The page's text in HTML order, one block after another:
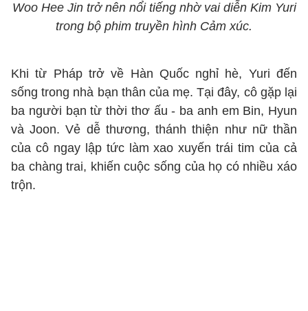
Woo Hee Jin trở nên nổi tiếng nhờ vai diễn Kim Yuri
trong bộ phim truyền hình Cảm xúc.
Khi từ Pháp trở về Hàn Quốc nghỉ hè, Yuri đến
sống trong nhà bạn thân của mẹ. Tại đây, cô gặp lại
ba người bạn từ thời thơ ấu - ba anh em Bin, Hyun
và Joon. Vẻ dễ thương, thánh thiện như nữ thần
của cô ngay lập tức làm xao xuyến trái tim của cả
ba chàng trai, khiến cuộc sống của họ có nhiều xáo
trộn.